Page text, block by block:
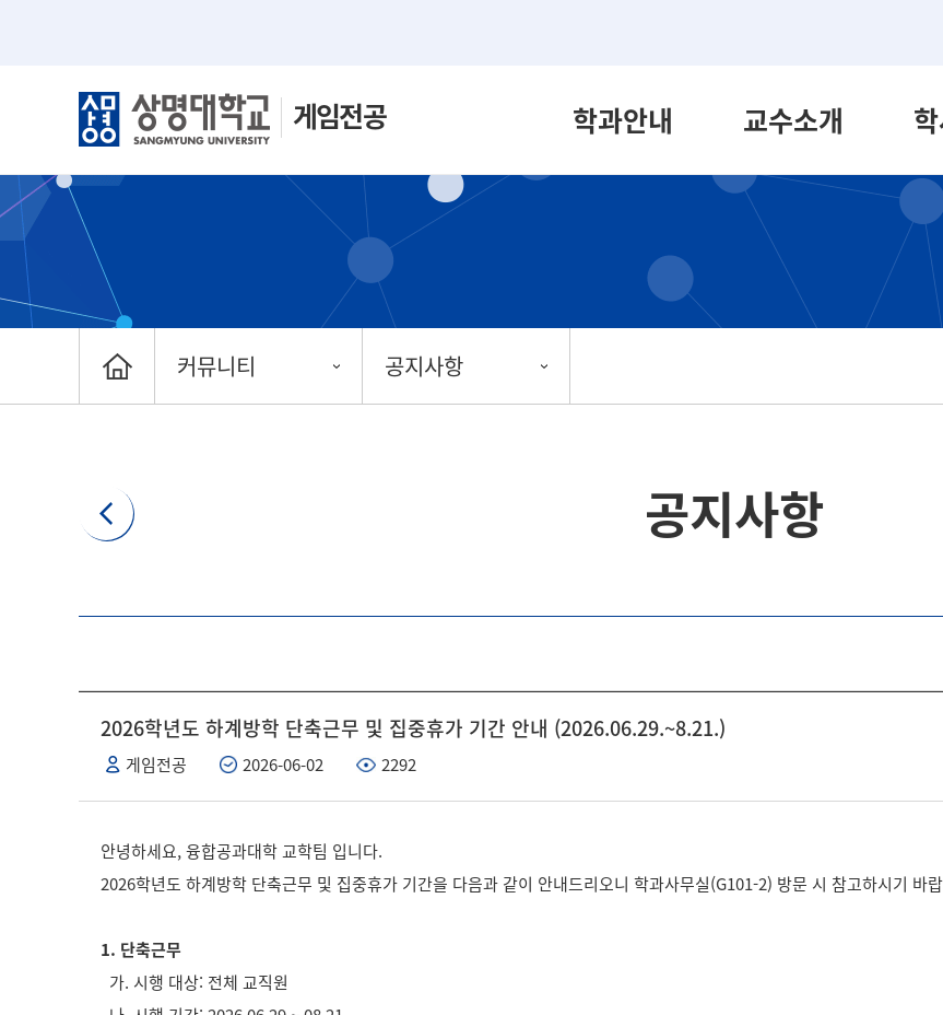
게임전공 학과안내 교수소개
커뮤니티 공지사항
공지사항
2026학년도 하계방학 단축근무 및 집중휴가 기간 안내 (2026.06.29.~8.21.)
게임전공 2026-06-02 2292
안녕하세요, 융합공과대학 교학팀 입니다.
2026학년도 하계방학 단축근무 및 집중휴가 기간을 다음과 같이 안내드리오니 학과사무실(G101-2) 방문 시 참고하시기 바
1. 단축근무
가. 시행 대상: 전체 교직원